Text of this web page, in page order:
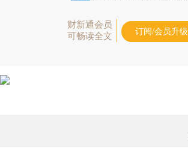
财新通会员
可畅读全文
订阅/会员升级